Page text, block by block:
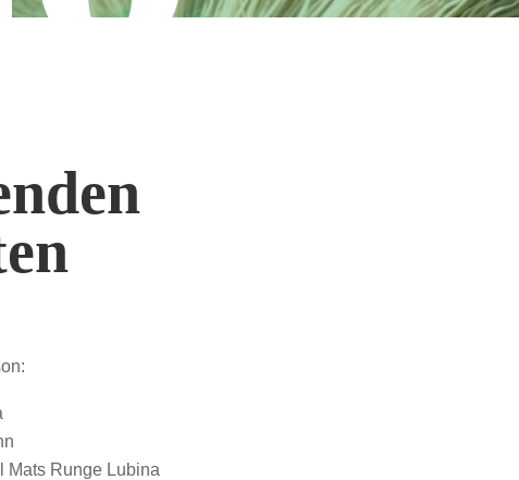
Mats Runge Lubina